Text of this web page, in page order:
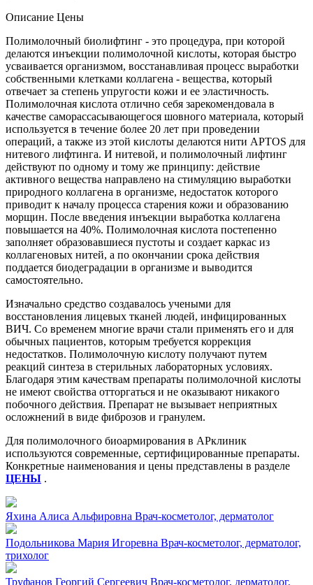
Описание Цены
Полимолочный биолифтинг - это процедура, при которой
делаются инъекции полимолочной кислоты, которая быстро
усваивается организмом, восстанавливая процесс выработки
собственными клетками коллагена - вещества, который
отвечает за степень упругости кожи и ее эластичность.
Полимолочная кислота отлично себя зарекомендовала в
качестве саморассасывающегося шовного материала, который
используется в течение более 20 лет при проведении
операций, а также из этой кислоты делаются нити APTOS для
нитевого лифтинга. И нитевой, и полимолочный лифтинг
действуют по одному и тому же принципу: действие
активного вещества направлено на стимуляцию выработки
природного коллагена в организме, недостаток которого
приводит к началу процесса старения кожи и образованию
морщин. После введения инъекции выработка коллагена
повышается на 40%. Полимолочная кислота постепенно
заполняет образовавшиеся пустоты и создает каркас из
коллагеновых нитей, а по окончании срока действия
поддается биодеградации в организме и выводится
самостоятельно.
Изначально средство создавалось учеными для
восстановления лицевых тканей людей, инфицированных
ВИЧ. Со временем многие врачи стали применять его и для
обычных пациентов, которым требуется коррекция
недостатков. Полимолочную кислоту получают путем
реакций синтеза в стерильных лабораторных условиях.
Благодаря этим качествам препараты полимолочной кислоты
не имеют свойства отторгаться и не оказывают никакого
побочного действия. Препарат не вызывает неприятных
осложнений в виде фиброзов и гранулем.
Для полимолочного биоармирования в АРклиник
используются современные, сертифицированные препараты.
Конкретные наименования и цены представлены в разделе
ЦЕНЫ .
Яхина Алиса Альфировна Врач-косметолог, дерматолог
Подольникова Мария Игоревна Врач-косметолог, дерматолог,
трихолог
Труфанов Георгий Сергеевич Врач-косметолог, дерматолог,